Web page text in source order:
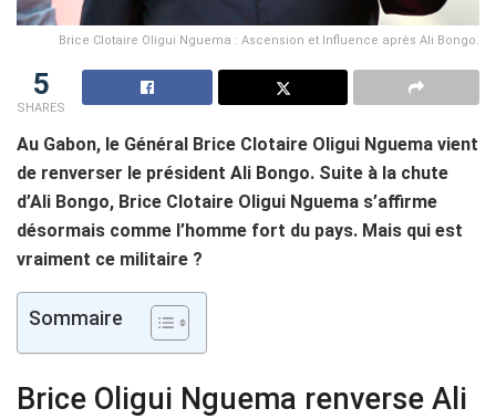
Brice Clotaire Oligui Nguema : Ascension et Influence après Ali Bongo.
5
SHARES
Au Gabon, le Général Brice Clotaire Oligui Nguema vient
de renverser le président Ali Bongo. Suite à la chute
d’Ali Bongo, Brice Clotaire Oligui Nguema s’affirme
désormais comme l’homme fort du pays. Mais qui est
vraiment ce militaire ?
Sommaire
Brice Oligui Nguema renverse Ali